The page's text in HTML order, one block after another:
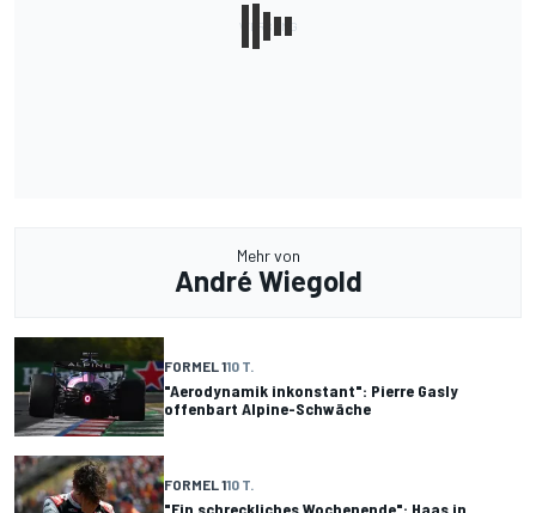
Mehr von
André Wiegold
FORMEL 110 T.
"Aerodynamik inkonstant": Pierre Gasly
offenbart Alpine-Schwäche
FORMEL 110 T.
"Ein schreckliches Wochenende": Haas in